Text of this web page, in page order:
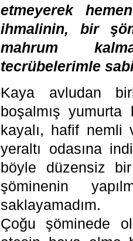
etmeyerek
ihmalinin, bir
mahrum
tecrübelerimle
Kaya avludan
boşalmış yumurta
kayalı, hafif nemli
yeraltı odasına
böyle düzensiz
şöminenin
saklayamadım.
Çoğu şöminede